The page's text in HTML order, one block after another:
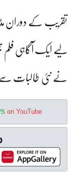
تقریب کے دوران
لیے ایک آگاہی فلم
نے نئی طالبات
on YouTube